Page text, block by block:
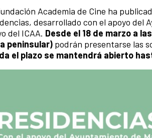
Academia de Cine ha
desarrollado con el apoyo del
del ICAA. Desde el 18 de marzo a
peninsular) podrán presentarse las
el plazo se mantendrá abierto